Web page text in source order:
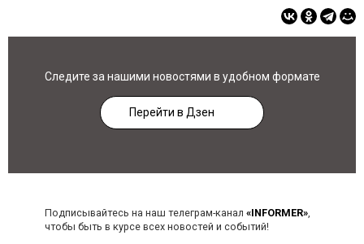
Следите за нашими новостями в удобном формате
Перейти в Дзен
Подписывайтесь на наш телеграм-канал «INFORMER»,
чтобы быть в курсе всех новостей и событий!